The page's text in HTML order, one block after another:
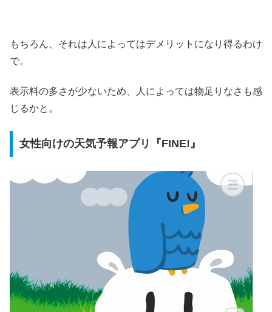
もちろん、それは人によってはデメリットになり得るわけ
で。
表示料の多さが少ないため、人によっては物足りなさも感
じるかと。
女性向けの天気予報アプリ『FINE!』